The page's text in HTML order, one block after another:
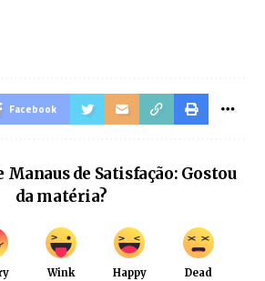
Facebook
de Satisfação: Gostou
da matéria?
Wink Happy Dead